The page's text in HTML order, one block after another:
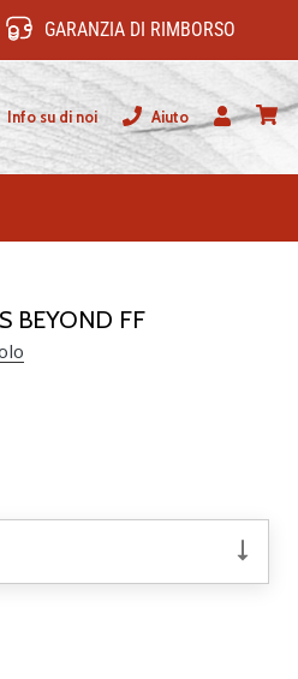
GARANZIA DI RIMBORSO
Info su di noi
Aiuto
Utente
BEYOND FF